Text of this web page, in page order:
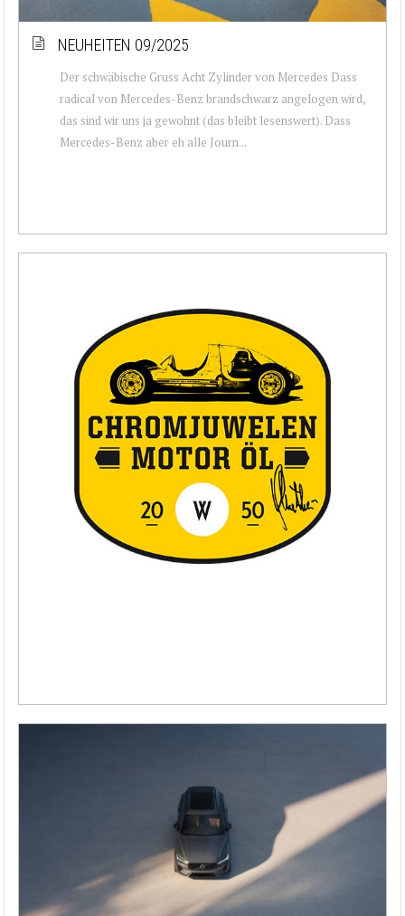
NEUHEITEN 09/2025
Der schwäbische Gruss Acht Zylinder von Mercedes Dass
radical von Mercedes-Benz brandschwarz angelogen wird,
das sind wir uns ja gewohnt (das bleibt lesenswert). Dass
Mercedes-Benz aber eh alle Journ...